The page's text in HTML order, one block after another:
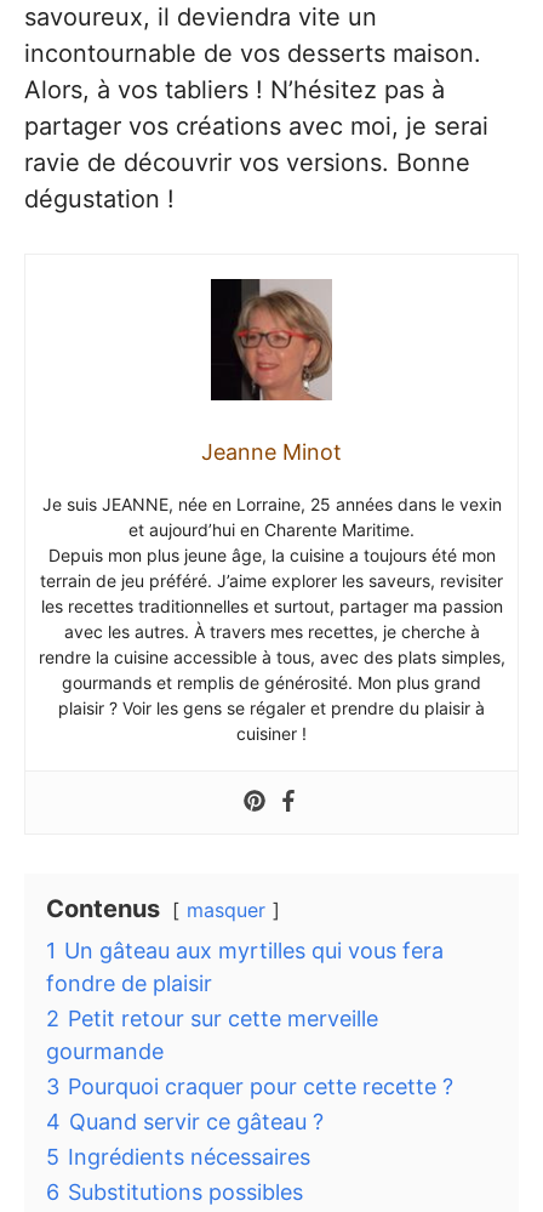
savoureux, il deviendra vite un
incontournable de vos desserts maison.
Alors, à vos tabliers ! N’hésitez pas à
partager vos créations avec moi, je serai
ravie de découvrir vos versions. Bonne
dégustation !
Jeanne Minot
Je suis JEANNE, née en Lorraine, 25 années dans le vexin
et aujourd’hui en Charente Maritime.
Depuis mon plus jeune âge, la cuisine a toujours été mon
terrain de jeu préféré. J’aime explorer les saveurs, revisiter
les recettes traditionnelles et surtout, partager ma passion
avec les autres. À travers mes recettes, je cherche à
rendre la cuisine accessible à tous, avec des plats simples,
gourmands et remplis de générosité. Mon plus grand
plaisir ? Voir les gens se régaler et prendre du plaisir à
cuisiner !
Contenus masquer
1 Un gâteau aux myrtilles qui vous fera
fondre de plaisir
2 Petit retour sur cette merveille
gourmande
3 Pourquoi craquer pour cette recette ?
4 Quand servir ce gâteau ?
5 Ingrédients nécessaires
6 Substitutions possibles